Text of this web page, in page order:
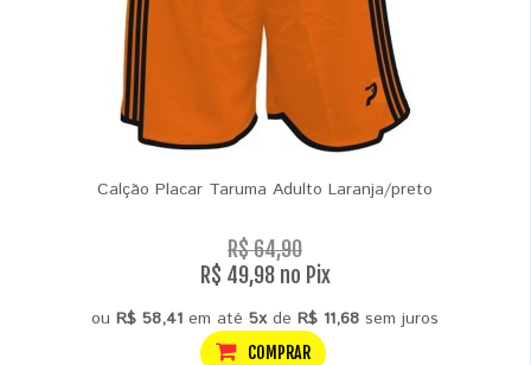
Calção Placar Taruma Adulto Laranja/preto
R$ 64,90
R$ 49,98 no Pix
ou R$ 58,41 em até 5xde R$ 11,68 sem juros
COMPRAR